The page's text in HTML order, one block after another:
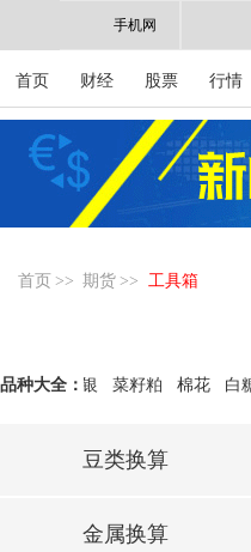
手机网
首页 财经 股票 行情
首页 >> 期货 >> 工具箱
品种大全：
金 白银 菜籽粕 棉花 白糖
豆类换算
金属换算